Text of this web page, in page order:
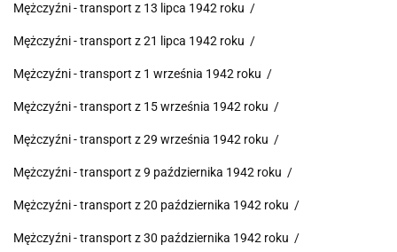
Mężczyźni - transport z 13 lipca 1942 roku /
Mężczyźni - transport z 21 lipca 1942 roku /
Mężczyźni - transport z 1 września 1942 roku /
Mężczyźni - transport z 15 września 1942 roku /
Mężczyźni - transport z 29 września 1942 roku /
Mężczyźni - transport z 9 października 1942 roku /
Mężczyźni - transport z 20 października 1942 roku /
Mężczyźni - transport z 30 października 1942 roku /